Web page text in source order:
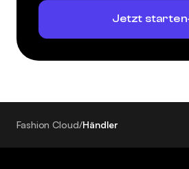
Jetzt starten
Fashion Cloud/Händler